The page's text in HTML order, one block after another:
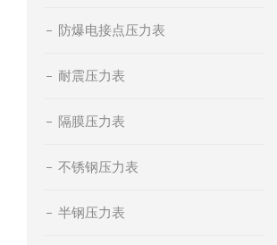
防爆电接点压力表
耐震压力表
隔膜压力表
不锈钢压力表
半钢压力表